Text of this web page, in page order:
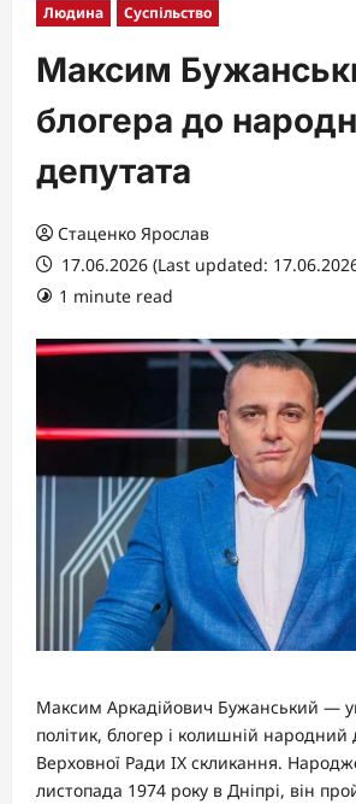
Людина Суспільство
Максим
блогера до
депутата
Стаценко Ярослав
17.06.2026 (Last updated:
1 minute read
Максим Аркадійович Бужанський —
політик, блогер і колишній народний
Верховної Ради IX скликання.
листопада 1974 року в Дніпрі, він